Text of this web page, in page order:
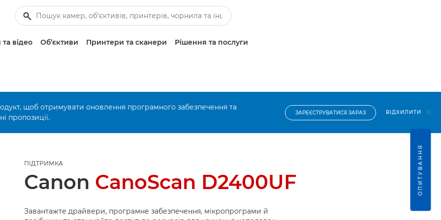
відео Об’єктиви Принтери та сканери Рішення та послуги
щоб отримувати оновлення програмного забезпечення та
пропозиції.
ЗАРЕЄСТРУВАТИСЯ ЗАРАЗ ВІДХИЛИТИ
ПІДТРИМКА
Canon CanoScan D2400UF
Завантажте драйвери, програмне забезпечення, мікропрограми й
ОПИТУВАННЯ